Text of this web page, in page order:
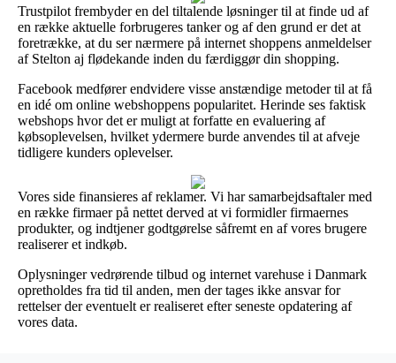
Trustpilot frembyder en del tiltalende løsninger til at finde ud af
en række aktuelle forbrugeres tanker og af den grund er det at
foretrække, at du ser nærmere på internet shoppens anmeldelser
af Stelton aj flødekande inden du færdiggør din shopping.
Facebook medfører endvidere visse anstændige metoder til at få
en idé om online webshoppens popularitet. Herinde ses faktisk
webshops hvor det er muligt at forfatte en evaluering af
købsoplevelsen, hvilket ydermere burde anvendes til at afveje
tidligere kunders oplevelser.
Vores side finansieres af reklamer. Vi har samarbejdsaftaler med
en række firmaer på nettet derved at vi formidler firmaernes
produkter, og indtjener godtgørelse såfremt en af vores brugere
realiserer et indkøb.
Oplysninger vedrørende tilbud og internet varehuse i Danmark
opretholdes fra tid til anden, men der tages ikke ansvar for
rettelser der eventuelt er realiseret efter seneste opdatering af
vores data.